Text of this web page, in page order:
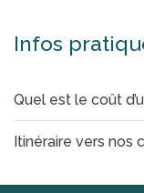
Infos
Quel est le coût
Itinéraire vers nos